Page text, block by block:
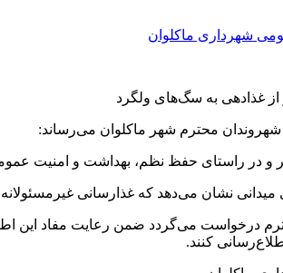
شهرداری ماکلوان
از غذادهی به سگ‌های ولگرد
شهروندان محترم شهر ماکلوان می‌رساند:
و در راستای حفظ نظم، بهداشت و امنیت
نشان می‌دهد که غذارسانی
درخواست می‌گردد ضمن رعایت مفاد این
کنند.